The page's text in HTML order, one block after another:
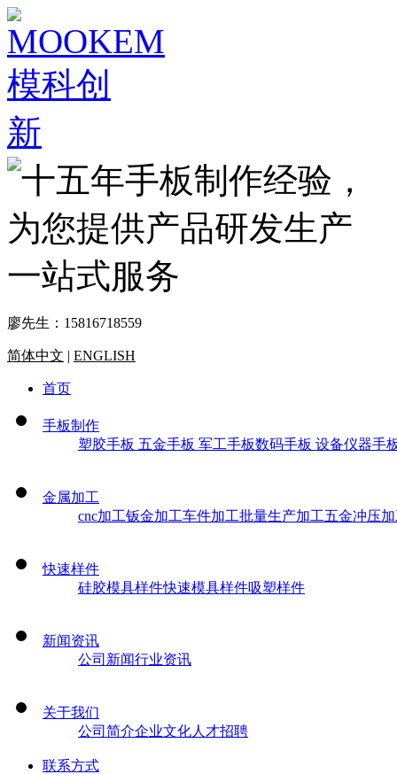
廖先生： 15816718559
简体中文 | ENGLISH
首页
手板制作
塑胶手板 五金手板 军工手板数码手板 设备仪器手
金属加工
cnc加工钣金加工车件加工批量生产加工五金冲压
快速样件
硅胶模具样件快速模具样件吸塑样件
新闻资讯
公司新闻行业资讯
关于我们
公司简介企业文化人才招聘
联系方式